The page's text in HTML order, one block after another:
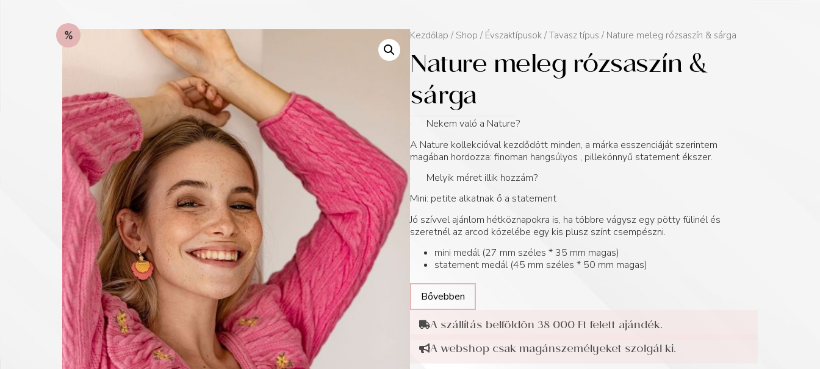
-25 % a webshopban!
Kupon: summer25
Shop
% Kezdőlap / Shop / Évszaktípusok / Tavasz típus / Nature meleg rózsaszín & sárga
Nature meleg rózsaszín &
sárga
· Nekem való a Nature?
A Nature kollekcióval kezdődött minden, a márka esszenciáját szerintem
magában hordozza: finoman hangsúlyos , pillekönnyű statement ékszer.
· Melyik méret illik hozzám?
Mini: petite alkatnak ő a statement
Jó szívvel ajánlom hétköznapokra is, ha többre vágysz egy pötty fülinél és
szeretnél az arcod közelébe egy kis plusz színt csempészni.
mini medál (27 mm széles * 35 mm magas)
statement medál (45 mm széles * 50 mm magas)
Bővebben
A szállítás belföldön 38 000 Ft felett ajándék.
A webshop csak magánszemélyeket szolgál ki.